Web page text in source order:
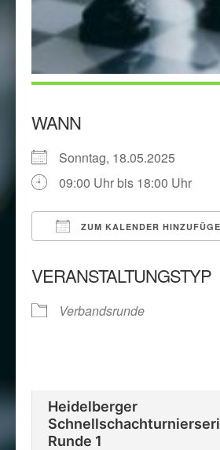
WANN
Sonntag, 18.05.2025
09:00 Uhr bis 18:00 Uhr
ZUM KALENDER
VERANSTALTUNGSTYP
Verbandsrunde
Heidelberger
Runde 1